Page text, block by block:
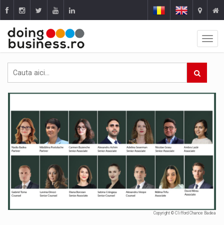
Copyright © Clifford Chance Badea